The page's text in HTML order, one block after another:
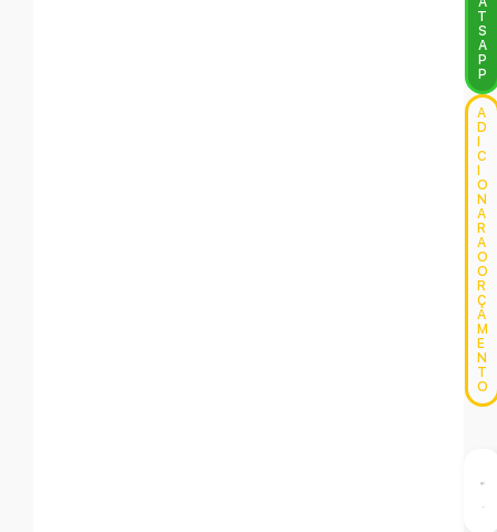
T
S
A
P
P
A
D
C
O
N
A
R
A
O
O
R
Ç
A
M
E
N
T
O